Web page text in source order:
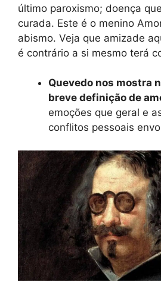
último paroxismo; doença
curada. Este é o menino
abismo. Veja que amizade
é contrário a si mesmo terá
Quevedo nos mostra
breve definição de
emoções que geral e
conflitos pessoais